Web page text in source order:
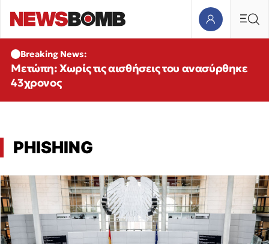
Breaking News:
Μετώπη: Χωρίς τις αισθήσεις του ανασύρθηκε
43χρονος
PHISHING